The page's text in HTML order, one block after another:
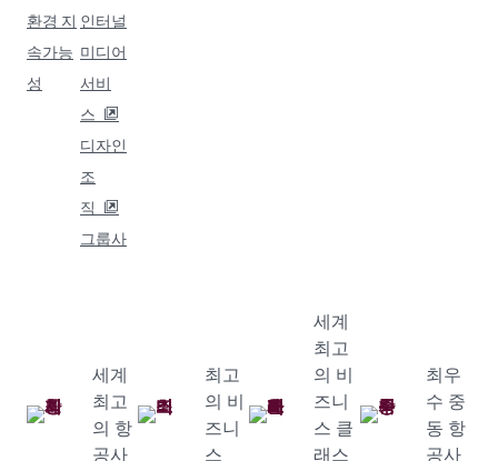
환경 지
속가능
성
인터널
미디어
서비
스
디자인
조
직
그룹사
세계
최고
의 항
공사
최고
의 비
즈니
스
세계
최고
의 비
즈니
스 클
래스
최우
수 중
동 항
공사